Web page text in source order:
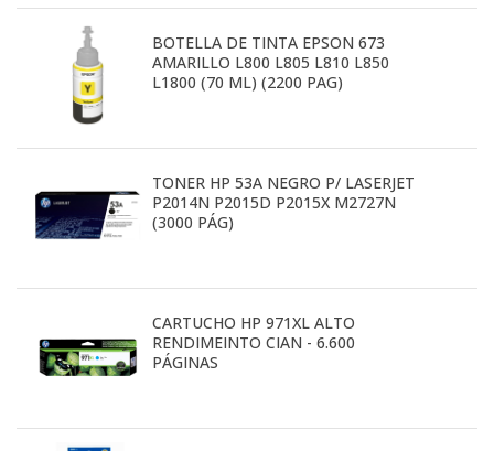
BOTELLA DE TINTA EPSON 673
AMARILLO L800 L805 L810 L850
L1800 (70 ML) (2200 PAG)
TONER HP 53A NEGRO P/ LASERJET
P2014N P2015D P2015X M2727N
(3000 PÁG)
CARTUCHO HP 971XL ALTO
RENDIMEINTO CIAN - 6.600
PÁGINAS